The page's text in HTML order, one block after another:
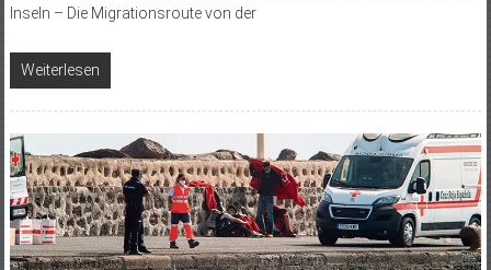
Inseln – Die Migrationsroute von der
Weiterlesen